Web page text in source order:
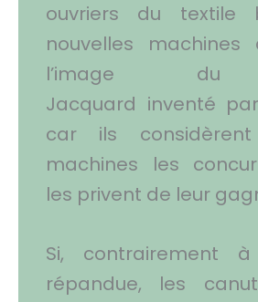
ouvriers du textile
nouvelles
l’image du
Jacquard inventé
car ils
machines les
les privent de leur
Si, contrairement
répandue, les